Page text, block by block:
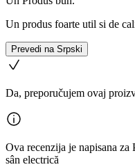
Un produs foarte util si de
Prevedi na Srpski
Da, preporučujem ovaj
Ova recenzija je napisana
sân electrică